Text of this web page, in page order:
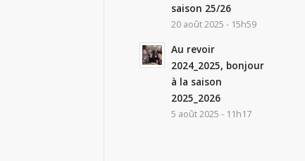
saison 25/26
20 août 2025 - 15h59
Au revoir
2024_2025, bonjour
à la saison
2025_2026
5 août 2025 - 11h17